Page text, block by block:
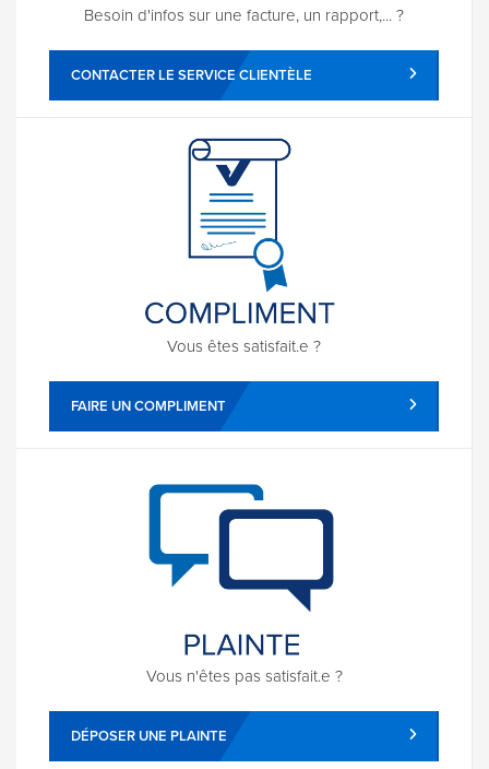
Besoin d'infos sur une facture, un rapport,... ?
CONTACTER LE SERVICE CLIENTÈLE
Vous êtes satisfait.e ?
FAIRE UN COMPLIMENT
Vous n'êtes pas satisfait.e ?
DÉPOSER UNE PLAINTE